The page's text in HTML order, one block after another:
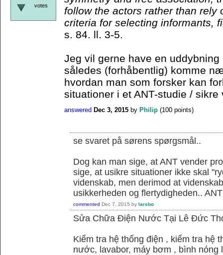
votes
follow the actors rather than rely
criteria for selecting informants,
s. 84. ll. 3-5.
Jeg vil gerne have en
således (forhåbentlig) komme
hvordan man som forsker kan
situationer i et ANT-studie /
answered Dec 3, 2015 by Philip (100 points)
se svaret på sørens spørgsmål..
Dog kan man sige, at ANT vender
sige, at usikre situationer ikke skal
videnskab, men derimod at
usikkerheden og flertydigheden..
commented Dec 7, 2015 by larsbo
Sửa Chữa Điện Nước Tại Lê Đức
Kiểm tra hệ thống điện , kiểm tra hệ
nước, lavabor, máy bơm , bình nóng